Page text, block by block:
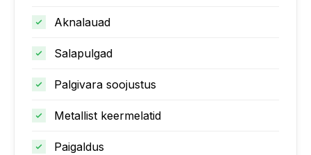
Aknalauad
Salapulgad
Palgivara soojustus
Metallist keermelatid
Paigaldus